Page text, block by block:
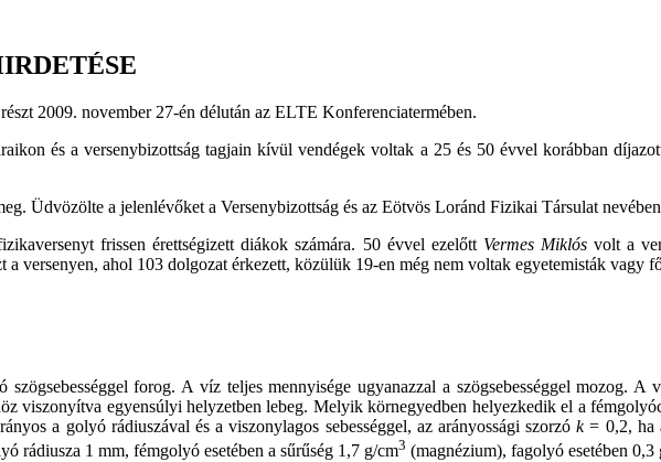
2009. november 27-én délután az ELTE Konferenciatermében.
és a versenybizottság tagjain kívül vendégek voltak a 25 és 50 évvel korábban
Üdvözölte a jelenlévőket a Versenybizottság és az Eötvös Loránd Fizikai Társulat
frissen érettségizett diákok számára. 50 évvel ezelőtt Vermes Miklósvolt a
a versenyen, ahol 103 dolgozat érkezett, közülük 19-en még nem voltak egyetemisták vagy
forog. A víz teljes mennyisége ugyanazzal a szögsebességgel mozog.
viszonyítva egyensúlyi helyzetben lebeg. Melyik körnegyedben helyezkedik el a
a golyó rádiuszával és a viszonylagos sebességgel, az arányossági szorzók= 0,2, ha
rádiusza 1 mm, fémgolyó esetében a sűrűség 1,7 g/cm3 (magnézium), fagolyó esetében 0,3